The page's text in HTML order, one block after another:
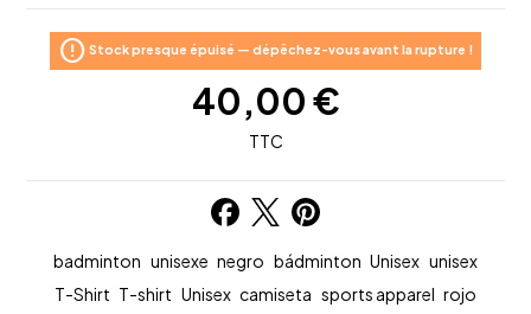
error Stock presque épuisé — dépêchez-vous avant la rupture !
40,00 €
TTC
badminton unisexe negro bádminton Unisex unisex
T-Shirt T-shirt Unisex camiseta sports apparel rojo